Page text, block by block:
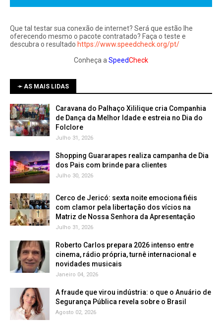
Que tal testar sua conexão de internet? Será que estão lhe
oferecendo mesmo o pacote contratado? Faça o teste e
descubra o resultado https://www.speedcheck.org/pt/
Conheça a SpeedCheck
➛ AS MAIS LIDAS
Caravana do Palhaço Xililique cria Companhia
de Dança da Melhor Idade e estreia no Dia do
Folclore
Julho 31, 2026
Shopping Guararapes realiza campanha de Dia
dos Pais com brinde para clientes
Julho 30, 2026
Cerco de Jericó: sexta noite emociona fiéis
com clamor pela libertação dos vícios na
Matriz de Nossa Senhora da Apresentação
Julho 31, 2026
Roberto Carlos prepara 2026 intenso entre
cinema, rádio própria, turnê internacional e
novidades musicais
Janeiro 04, 2026
A fraude que virou indústria: o que o Anuário de
Segurança Pública revela sobre o Brasil
Agosto 02, 2026